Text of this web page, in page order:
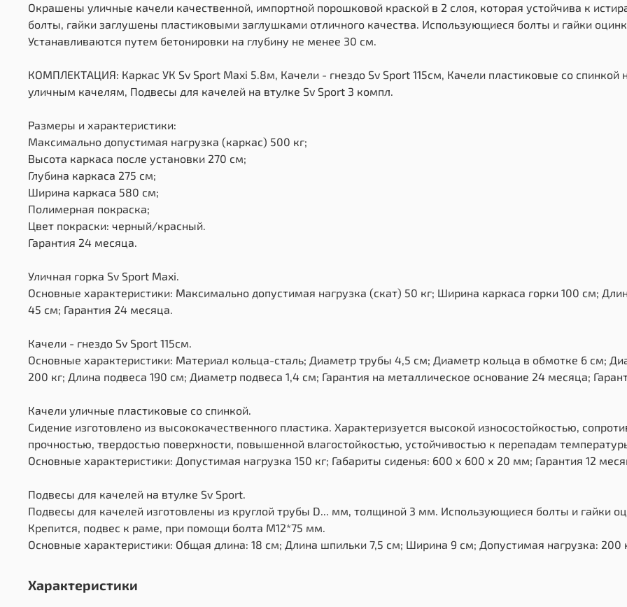
Окрашены уличные качели качественной, импортной порошковой краской в 2 слоя, которая устойчива к
болты, гайки заглушены пластиковыми заглушками отличного качества. Использующиеся болты и гайки
Устанавливаются путем бетонировки на глубину не менее 30 см.
КОМПЛЕКТАЦИЯ: Каркас УК Sv Sport Maxi 5.8м, Качели - гнездо Sv Sport 115см, Качели пластиковые со
уличным качелям, Подвесы для качелей на втулке Sv Sport 3 компл.
Размеры и характеристики:
Максимально допустимая нагрузка (каркас) 500 кг;
Высота каркаса после установки 270 см;
Глубина каркаса 275 см;
Ширина каркаса 580 см;
Полимерная покраска;
Цвет покраски: черный/красный.
Гарантия 24 месяца.
Уличная горка Sv Sport Maxi.
Основные характеристики: Максимально допустимая нагрузка (скат) 50 кг; Ширина каркаса горки 100 см;
45 см; Гарантия 24 месяца.
Качели - гнездо Sv Sport 115см.
Основные характеристики: Материал кольца-сталь; Диаметр трубы 4,5 см; Диаметр кольца в обмотке 6 см;
200 кг; Длина подвеса 190 см; Диаметр подвеса 1,4 см; Гарантия на металлическое основание 24 месяца;
Качели уличные пластиковые со спинкой.
Сидение изготовлено из высококачественного пластика. Характеризуется высокой износостойкостью,
прочностью, твердостью поверхности, повышенной влагостойкостью, устойчивостью к перепадам
Основные характеристики: Допустимая нагрузка 150 кг; Габариты сиденья: 600 х 600 х 20 мм; Гарантия 12
Подвесы для качелей на втулке Sv Sport.
Подвесы для качелей изготовлены из круглой трубы D... мм, толщиной 3 мм. Использующиеся болты и гайки
Крепится, подвес к раме, при помощи болта М12*75 мм.
Основные характеристики: Общая длина: 18 см; Длина шпильки 7,5 см; Ширина 9 см; Допустимая нагрузка: 200
Характеристики